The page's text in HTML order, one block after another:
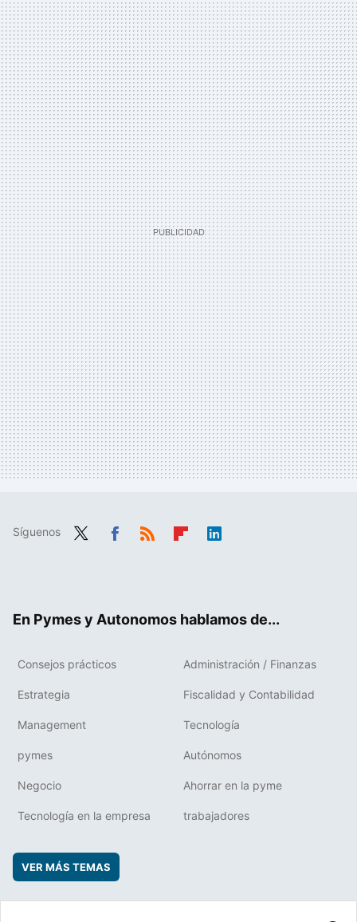
Síguenos
En Pymes y Autonomos hablamos de...
Consejos prácticos Administración / Finanzas
Estrategia Fiscalidad y Contabilidad
Management Tecnología
pymes Autónomos
Negocio Ahorrar en la pyme
Tecnología en la empresa trabajadores
VER MÁS TEMAS